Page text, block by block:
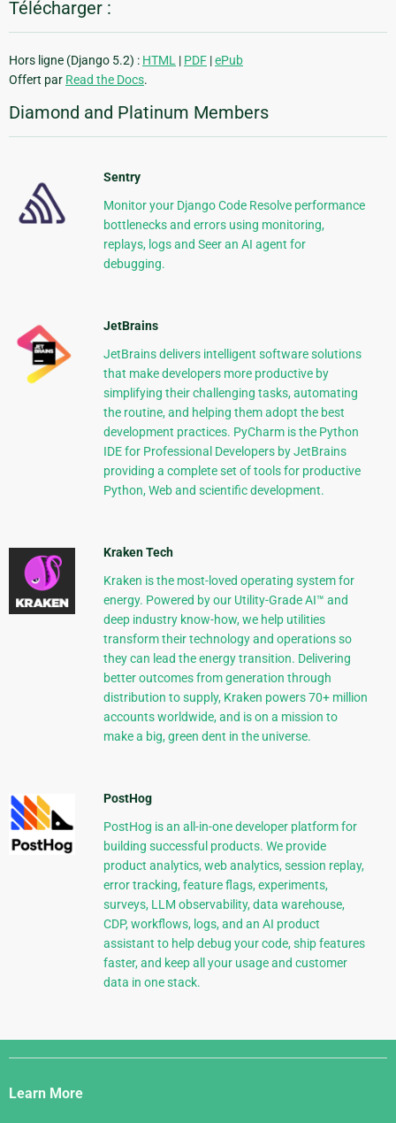
Télécharger :
Hors ligne (Django 5.2) : HTML | PDF |ePub
Offert par Read the Docs.
Diamond and Platinum Members
Sentry
Monitor your Django Code Resolve performance
bottlenecks and errors using monitoring,
replays, logs and Seer an AI agent for
debugging.
JetBrains
JetBrains delivers intelligent software solutions
that make developers more productive by
simplifying their challenging tasks, automating
the routine, and helping them adopt the best
development practices. PyCharm is the Python
IDE for Professional Developers by JetBrains
providing a complete set of tools for productive
Python, Web and scientific development.
Kraken Tech
Kraken is the most-loved operating system for
energy. Powered by our Utility-Grade AI™ and
deep industry know-how, we help utilities
transform their technology and operations so
they can lead the energy transition. Delivering
better outcomes from generation through
distribution to supply, Kraken powers 70+ million
accounts worldwide, and is on a mission to
make a big, green dent in the universe.
PostHog
PostHog is an all-in-one developer platform for
building successful products. We provide
product analytics, web analytics, session replay,
error tracking, feature flags, experiments,
surveys, LLM observability, data warehouse,
CDP, workflows, logs, and an AI product
assistant to help debug your code, ship features
faster, and keep all your usage and customer
data in one stack.
Django
Links
Learn More